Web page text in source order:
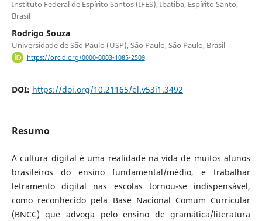
Instituto Federal de Espírito Santos (IFES), Ibatiba, Espírito Santo,
Brasil
Rodrigo Souza
Universidade de São Paulo (USP), São Paulo, São Paulo, Brasil
https://orcid.org/0000-0003-1085-2509
DOI: https://doi.org/10.21165/el.v53i1.3492
Resumo
A cultura digital é uma realidade na vida de muitos alunos
brasileiros do ensino fundamental/médio, e trabalhar
letramento digital nas escolas tornou-se indispensável,
como reconhecido pela Base Nacional Comum Curricular
(BNCC) que advoga pelo ensino de gramática/literatura